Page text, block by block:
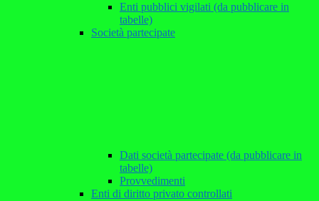
Enti pubblici vigilati (da pubblicare in
tabelle)
Società partecipate
Dati società partecipate (da pubblicare in
tabelle)
Provvedimenti
Enti di diritto privato controllati